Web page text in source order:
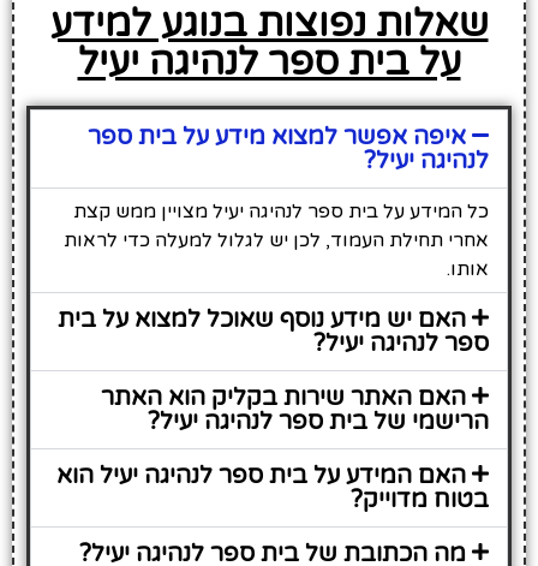
שאלות נפוצות בנוגע למידע
על בית ספר לנהיגה יעיל
איפה אפשר למצוא מידע על בית ספר
לנהיגה יעיל?
כל המידע על בית ספר לנהיגה יעיל מצויין ממש קצת
אחרי תחילת העמוד, לכן יש לגלול למעלה כדי לראות
אותו.
האם יש מידע נוסף שאוכל למצוא על בית
ספר לנהיגה יעיל?
האם האתר שירות בקליק הוא האתר
הרישמי של בית ספר לנהיגה יעיל?
האם המידע על בית ספר לנהיגה יעיל הוא
בטוח מדוייק?
מה הכתובת של בית ספר לנהיגה יעיל?